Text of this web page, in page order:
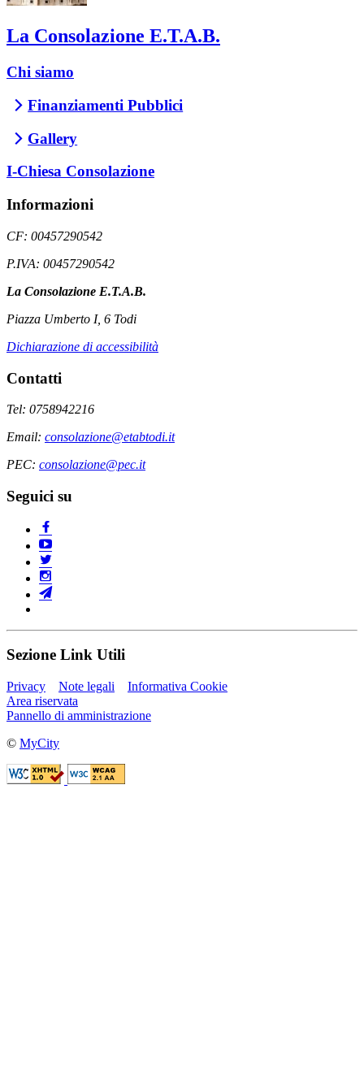
La Consolazione E.T.A.B.
Chi siamo
Finanziamenti Pubblici
Gallery
I-Chiesa Consolazione
Informazioni
CF: 00457290542
P.IVA: 00457290542
La Consolazione E.T.A.B.
Piazza Umberto I, 6 Todi
Dichiarazione di accessibilità
Contatti
Tel: 0758942216
Email: consolazione@etabtodi.it
PEC: consolazione@pec.it
Seguici su
Sezione Link Utili
Privacy Note legali
Informativa Cookie
Area riservata
Pannello di amministrazione
© MyCity